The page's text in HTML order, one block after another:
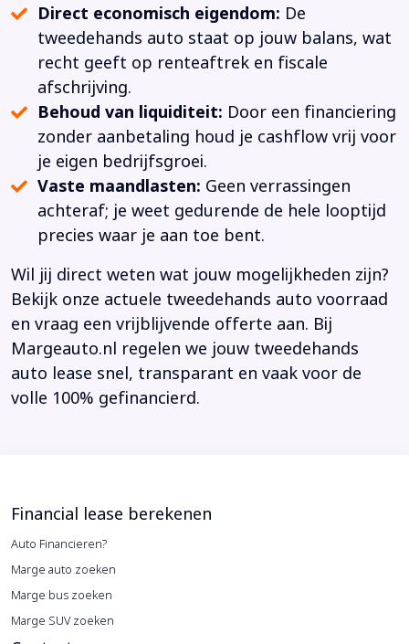
Direct economisch eigendom: De
tweedehands auto staat op jouw balans, wat
recht geeft op renteaftrek en fiscale
afschrijving.
Behoud van liquiditeit: Door een financiering
zonder aanbetaling houd je cashflow vrij voor
je eigen bedrijfsgroei.
Vaste maandlasten: Geen verrassingen
achteraf; je weet gedurende de hele looptijd
precies waar je aan toe bent.
Wil jij direct weten wat jouw mogelijkheden zijn?
Bekijk onze actuele tweedehands auto voorraad
en vraag een vrijblijvende offerte aan. Bij
Margeauto.nl regelen we jouw tweedehands
auto lease snel, transparant en vaak voor de
volle 100% gefinancierd.
Financial lease berekenen
Auto Financieren?
Marge auto zoeken
Marge bus zoeken
Marge SUV zoeken